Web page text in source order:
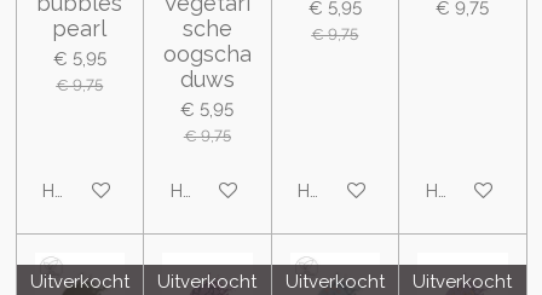
pearl
€ 5,95
€ 9,75
Houd mij op de hoogte
sche
oogscha
duws
€ 5,95
€ 9,75
Houd mij op de hoogte
€ 5,95
€ 9,75
Houd mij op de hoogte
€ 9,75
Houd mij op
Uitverkocht Uitverkocht Uitverkocht Uitverkocht